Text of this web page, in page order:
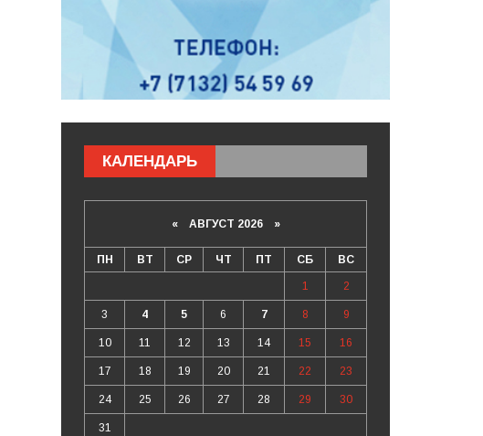
КАЛЕНДАРЬ
«АВГУСТ 2026 »
ПН ВТ СР ЧТ ПТ СБ ВС
1 2
3 4 5 6 7 8 9
10 11 12 13 14 15 16
17 18 19 20 21 22 23
24 25 26 27 28 29 30
31